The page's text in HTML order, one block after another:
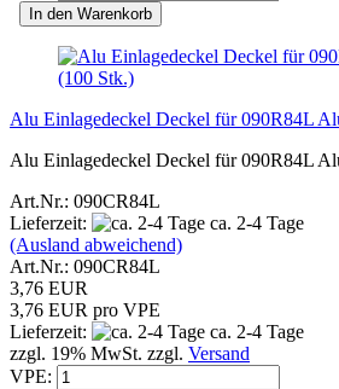
In den Warenkorb
Alu Einlagedeckel Deckel für 090R84L
Alu Einlagedeckel Deckel für 090R84L
Art.Nr.: 090CR84L
Lieferzeit:
ca. 2-4 Tage
(Ausland abweichend)
Art.Nr.: 090CR84L
3,76 EUR
3,76 EUR pro VPE
Lieferzeit:
ca. 2-4 Tage
zzgl. 19% MwSt. zzgl. Versand
VPE: